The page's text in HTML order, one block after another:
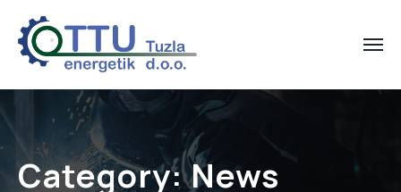
Category:News